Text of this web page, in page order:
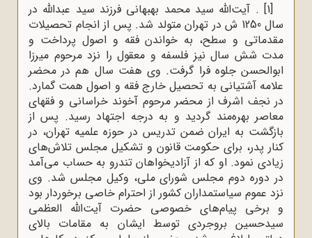
[1] . آیت‌الله‌ سید محمد بهبهانى فرزند سید عبدالله‌ در
سال 1250 ش در تهران متولد شد. پس از انجام تحصیلات
مقدماتى و سطح، به خواندن فقه و اصول پرداخت و
مدت شش سال نیز فلسفه و معقول را نزد مرحوم میرزا
ابوالحسن جلوه فرا گرفت. وى هفت سال هم در محضر
علامه آشتیانى به تحصیل خارج فقه و اصول همت گمارد.
در نجف اشرف از محضر مرحوم آخوند خراسانى و فقهاى
معاصر بهره‌مند گردید و به درجه اجتهاد رسید. پس از
بازگشت به ایران ضمن تدریس در حوزه علمیه تهران، در
کنار پدر، براى حکومت قانون و تشکیل مجلس تلاش‌هاى
زیادى نمود. او که از آزادیخواهان تندرو به حساب مى‌آمد
در دوره دوم مجلس شورای ملی، وکیل مجلس شد. وى
نزد عموم سیاستمداران کشور از احترام خاصى برخوردار بود
و برخى پیام‌هاى خصوصى حضرت آیت‌الله‌ العظمی
سیدحسین بروجردى توسط ایشان به مقامات بالاى